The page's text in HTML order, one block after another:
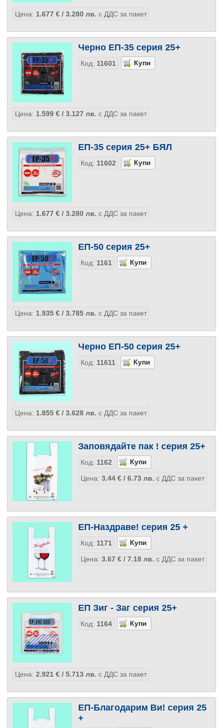
Цена: 1.677 €/ 3.280 лв. с ДДС за пакет
Черно ЕП-35 серия 25+
Код: 11601
Цена: 1.599 €/ 3.127 лв. с ДДС за пакет
ЕП-35 серия 25+ БЯЛ
Код: 11602
Цена: 1.677 €/ 3.280 лв. с ДДС за пакет
ЕП-50 серия 25+
Код: 1161
Цена: 1.935 €/ 3.785 лв. с ДДС за пакет
Черно ЕП-50 серия 25+
Код: 11611
Цена: 1.855 €/ 3.628 лв. с ДДС за пакет
Заповядайте пак ! серия 25+
Код: 1162
Цена: 3.44 €/ 6.73 лв. с ДДС за пакет
ЕП-Наздраве! серия 25 +
Код: 1171
Цена: 3.67 €/ 7.18 лв. с ДДС за пакет
ЕП Зиг - Заг серия 25+
Код: 1164
Цена: 2.921 €/ 5.713 лв. с ДДС за пакет
ЕП-Благодарим Ви! серия 25
+